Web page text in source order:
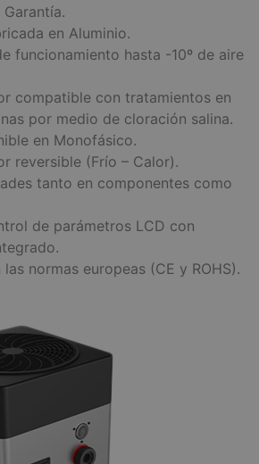
en Aluminio.
funcionamiento hasta -10º de aire
compatible con tratamientos en
por medio de cloración salina.
en Monofásico.
reversible (Frío – Calor).
tanto en componentes como
de parámetros LCD con
normas europeas (CE y ROHS).